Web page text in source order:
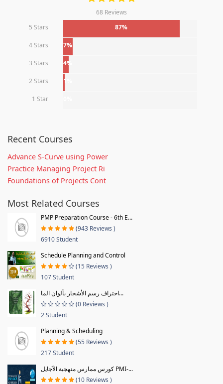
68 Reviews
5 Stars
87%
4 Stars 7%
3 Stars 4%
2 Stars 1%
1 Star
Recent Courses
Advance S-Curve using Power
Practice Managing Project Ri
Foundations of Projects Cont
Most Related Courses
PMP Preparation Course - 6th E...
(943 Reviews )
6910 Student
Schedule Planning and Control
(15 Reviews )
107 Student
احتراف رسم الأشجار بألوان الما...
(0 Reviews )
2 Student
Planning & Scheduling
(55 Reviews )
217 Student
كورس ممارس منهجية الآجايل PMI-...
(10 Reviews )